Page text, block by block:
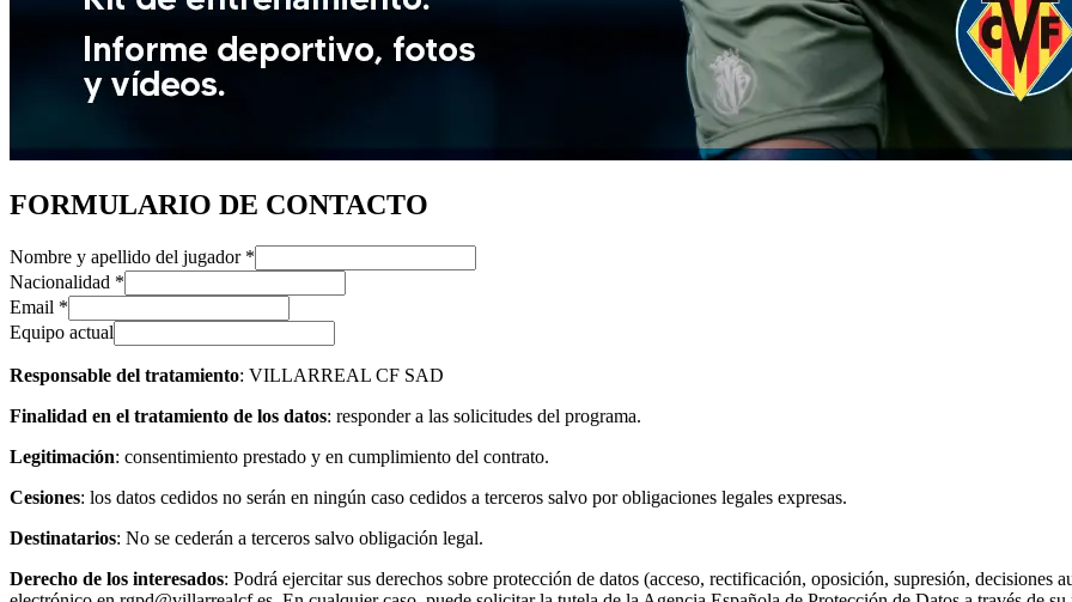
FORMULARIO DE CONTACTO
Nombre y apellido del jugador *
Nacionalidad *
Email *
Equipo actual
Responsable del tratamiento: VILLARREAL CF SAD
Finalidad en el tratamiento de los datos: responder a las solicitudes del programa.
Legitimación: consentimiento prestado y en cumplimiento del contrato.
Cesiones: los datos cedidos no serán en ningún caso cedidos a terceros salvo por obligaciones legales expresas.
Destinatarios: No se cederán a terceros salvo obligación legal.
Derecho de los interesados: Podrá ejercitar sus derechos sobre protección de datos (acceso, rectificación, oposición, supresión,